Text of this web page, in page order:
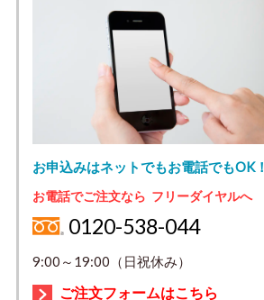
お申込みはネットでもお電話でもOK！
お電話でご注文なら フリーダイヤルへ
0120-538-044
9:00～19:00（日祝休み）
ご注文フォームはこちら